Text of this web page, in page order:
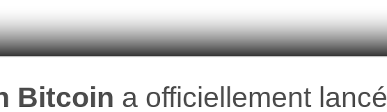
Bitcoin a officiellement lancé